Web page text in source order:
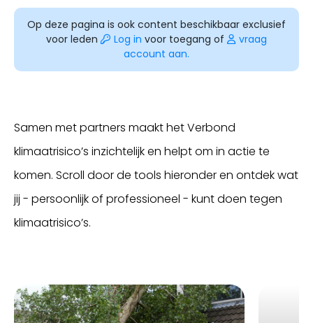
Op deze pagina is ook content beschikbaar exclusief
voor leden
Log in voor toegang of
vraag
account aan.
Samen met partners maakt het Verbond
klimaatrisico’s inzichtelijk en helpt om in actie te
komen. Scroll door de tools hieronder en ontdek wat
jij - persoonlijk of professioneel - kunt doen tegen
klimaatrisico’s.